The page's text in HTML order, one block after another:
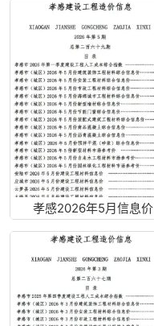
孝感2026年5月信息价